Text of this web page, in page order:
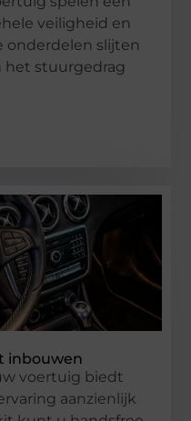
veiligheid en
onderdelen slijten
het stuurgedrag
inbouwen
voertuig biedt
aanzienlijk